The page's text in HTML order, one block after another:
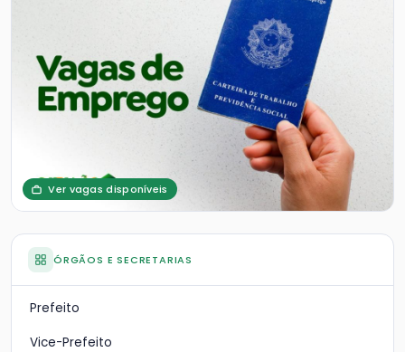
Ver vagas disponíveis
ÓRGÃOS E SECRETARIAS
Prefeito
Vice-Prefeito